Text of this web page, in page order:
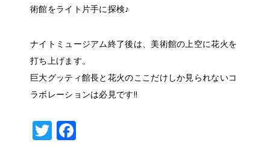
術館をライト片手に探検♪
ナイトミュージアム終了後は、美術館の上空に花火を
打ち上げます。
巨大グッティ館長と花火のここだけしか見られないコ
ラボレーションは必見です!!
T
w